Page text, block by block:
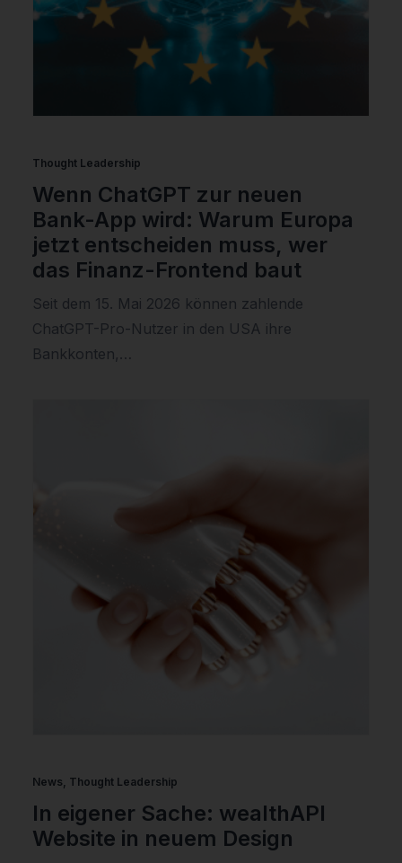
Thought Leadership
Wenn ChatGPT zur neuen
Bank-App wird: Warum Europa
jetzt entscheiden muss, wer
das Finanz-Frontend baut
Seit dem 15. Mai 2026 können zahlende
ChatGPT-Pro-Nutzer in den USA ihre
Bankkonten,…
News, Thought Leadership
In eigener Sache: wealthAPI
Website in neuem Design